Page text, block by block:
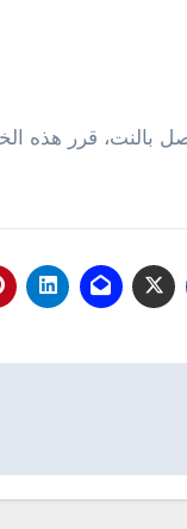
بالنت، قرر هذه